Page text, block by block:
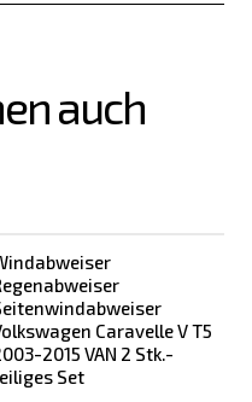
auch
Caravelle V T5
2015 VAN 2 Stk.-
Set